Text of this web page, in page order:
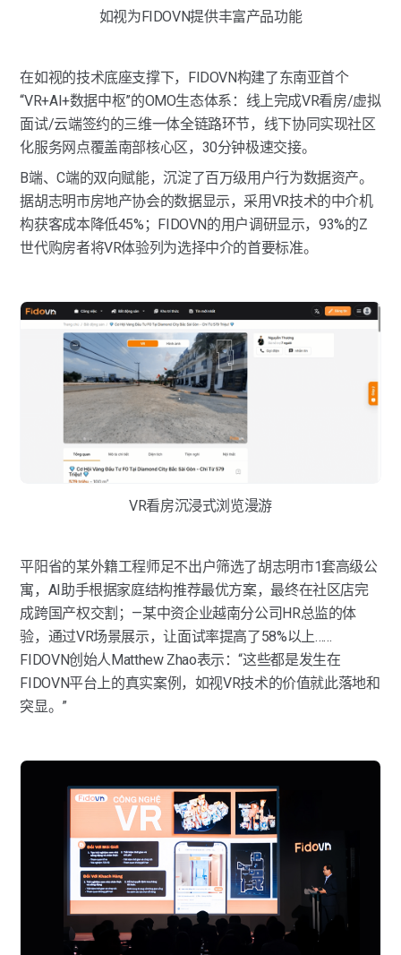
如视为FIDOVN提供丰富产品功能
在如视的技术底座支撑下，FIDOVN构建了东南亚首个
“VR+AI+数据中枢”的OMO生态体系：线上完成VR看房/虚拟
面试/云端签约的三维一体全链路环节，线下协同实现社区
化服务网点覆盖南部核心区，30分钟极速交接。
B端、C端的双向赋能，沉淀了百万级用户行为数据资产。
据胡志明市房地产协会的数据显示，采用VR技术的中介机
构获客成本降低45%；FIDOVN的用户调研显示，93%的Z
世代购房者将VR体验列为选择中介的首要标准。
VR看房沉浸式浏览漫游
平阳省的某外籍工程师足不出户筛选了胡志明市1套高级公
寓，AI助手根据家庭结构推荐最优方案，最终在社区店完
成跨国产权交割；—某中资企业越南分公司HR总监的体
验，通过VR场景展示，让面试率提高了58%以上……
FIDOVN创始人Matthew Zhao表示：“这些都是发生在
FIDOVN平台上的真实案例，如视VR技术的价值就此落地和
突显。”